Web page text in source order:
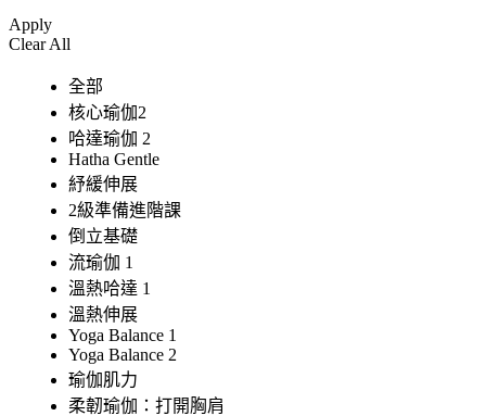
Apply
Clear All
全部
核心瑜伽2
哈達瑜伽 2
Hatha Gentle
紓緩伸展
2級準備進階課
倒立基礎
流瑜伽 1
溫熱哈達 1
溫熱伸展
Yoga Balance 1
Yoga Balance 2
瑜伽肌力
柔韌瑜伽：打開胸肩